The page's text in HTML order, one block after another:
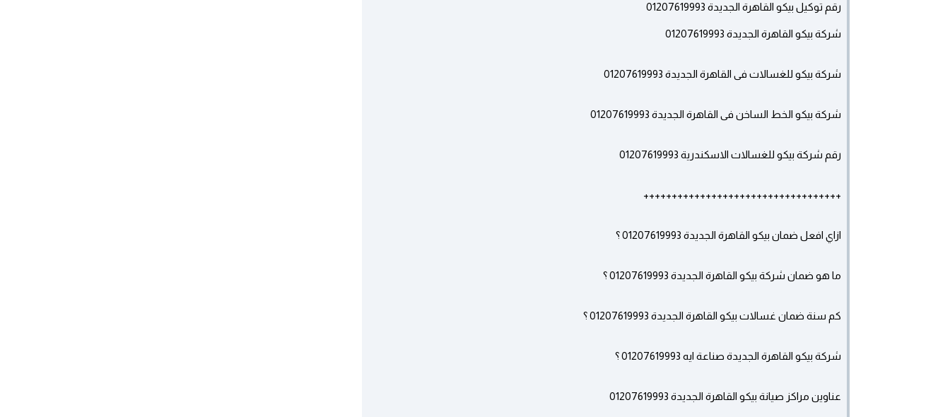
رقم توكيل بيكو القاهرة الجديدة 01207619993
شركة بيكو القاهرة الجديدة 01207619993
شركة بيكو للغسالات فى القاهرة الجديدة 01207619993
شركة بيكو الخط الساخن فى القاهرة الجديدة 01207619993
رقم شركة بيكو للغسالات الاسكندرية 01207619993
+++++++++++++++++++++++++++++++++++
ازاي افعل ضمان بيكو القاهرة الجديدة 01207619993 ؟
ما هو ضمان شركة بيكو القاهرة الجديدة 01207619993 ؟
كم سنة ضمان غسالات بيكو القاهرة الجديدة 01207619993 ؟
شركة بيكو القاهرة الجديدة صناعة ايه 01207619993 ؟
عناوين مراكز صيانة بيكو القاهرة الجديدة 01207619993